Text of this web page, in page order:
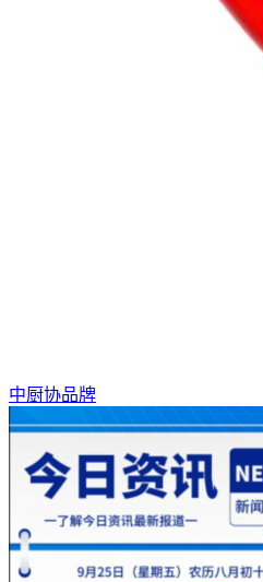
中厨协品牌